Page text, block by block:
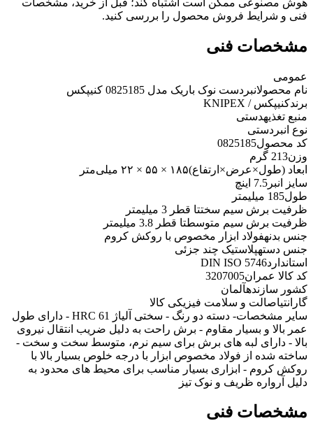
فنی و شرایط فروش محصول را بررسی کنید.
مشخصات فنی
عمومی
نام محصولانبردست نوک باریک مدل 0825185 کنیپکس
برندکنیپکس / KNIPEX
منبع تغذیهدستی
نوع انبر دستی
کد محصول0825185
وزن213 گرم
ابعاد (طول×عرض×ارتفاع)۱۸۵ × ۵۵ × ۲۲ میلی‌متر
سایز انبر 7.5 اینچ
طول185 میلیمتر
ظرفیت برش سیم سختتا قطر 3 میلیمتر
ظرفیت برش سیم متوسطتا قطر 3.8 میلیمتر
جنس بدنهفولاد ابزار مخصوص با روکش کروم
جنس دستهپلاستیک چند جزئی
استانداردDIN ISO 5746
کد کالا عمران3207005
کشور سازندهآلمان
گارانتیاصالت و سلامت فیزیکی کالا
سایر مشخصات
- دسته دو رنگ - سختی آلیاژ HRC 61 - دارای طول
عمر بالا و بسیار مقاوم - برش راحت به دلیل ضریب انتقال نیروی
بالا - دارای لبه های برش برای سیم نرم، متوسط ​​سخت و سخت -
ساخته شده از فولاد مخصوص ابزار با درجه خلوص بسیار بالا با
روکش کروم - ابزاری بسیار مناسب برای محیط های محدود به
دلیل آرواره ظریف و نوک تیز
مشخصات فنی